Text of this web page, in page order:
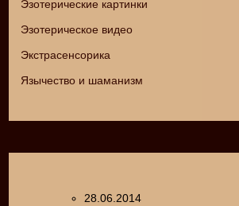
Эзотерические картинки
Эзотерическое видео
Экстрасенсорика
Язычество и шаманизм
28.06.2014